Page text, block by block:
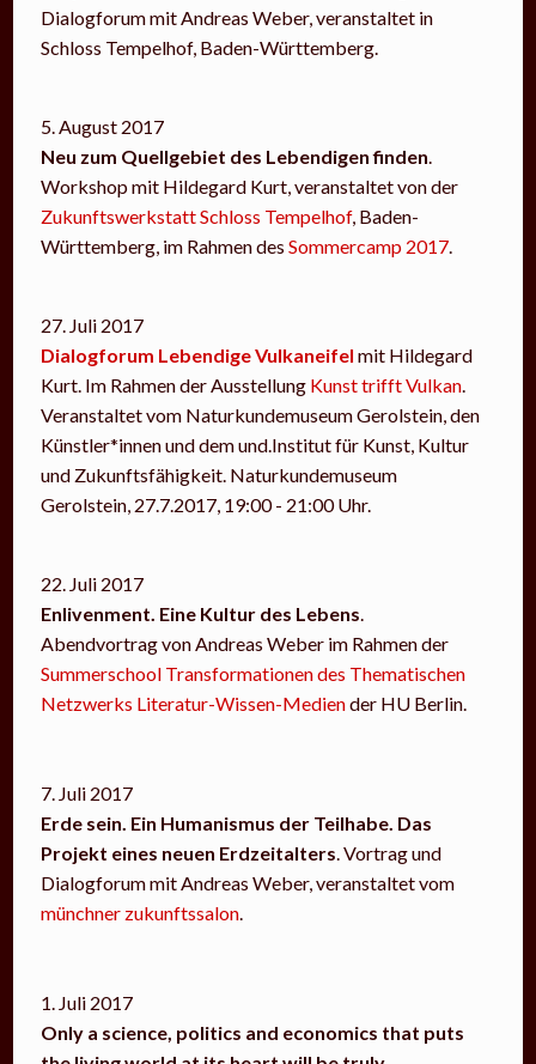
Dialogforum mit Andreas Weber, veranstaltet in
Schloss Tempelhof, Baden-Württemberg.
5. August 2017
Neu zum Quellgebiet des Lebendigen finden
Workshop mit Hildegard Kurt, veranstaltet von der
Zukunftswerkstatt Schloss Tempelhof, Baden-
Württemberg, im Rahmen desSommercamp 2017
27. Juli 2017
Dialogforum Lebendige Vulkaneifel mit Hildegard
Kurt. Im Rahmen der Ausstellung Kunst trifft Vulkan
Veranstaltet vom Naturkundemuseum Gerolstein, den
Künstler*innen und dem und.Institut für Kunst, Kultur
und Zukunftsfähigkeit. Naturkundemuseum
Gerolstein, 27.7.2017, 19:00 - 21:00 Uhr.
22. Juli 2017
Enlivenment. Eine Kultur des Lebens
Abendvortrag von Andreas Weber im Rahmen der
Summerschool Transformationen des Thematischen
Netzwerks Literatur-Wissen-Mediender HU Berlin.
7. Juli 2017
Erde sein. Ein Humanismus der Teilhabe. Das
Projekt eines neuen Erdzeitalters . Vortrag und
Dialogforum mit Andreas Weber, veranstaltet vom
münchner zukunftssalon
1. Juli 2017
Only a science, politics and economics that puts